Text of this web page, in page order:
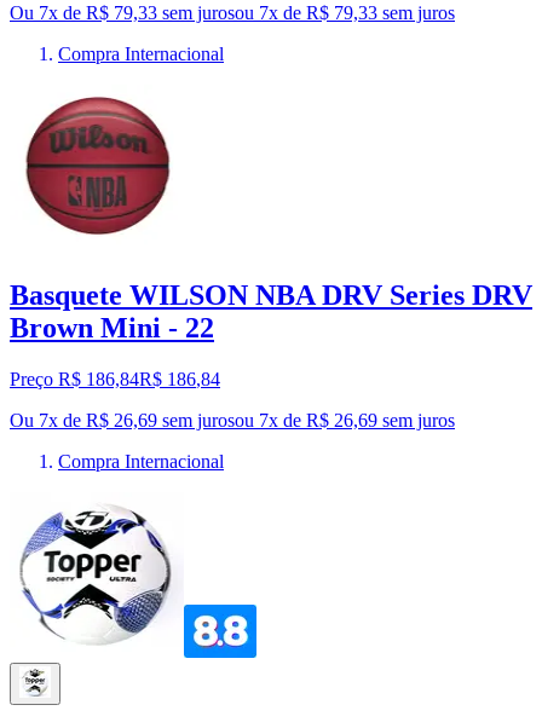
Ou 7x de R$ 79,33 sem jurosou 7x de R$ 79,33 sem juros
Compra Internacional
Basquete WILSON NBA DRV Series DRV
Brown Mini - 22
Preço R$ 186,84R$ 186,84
Ou 7x de R$ 26,69 sem jurosou 7x de R$ 26,69 sem juros
Compra Internacional